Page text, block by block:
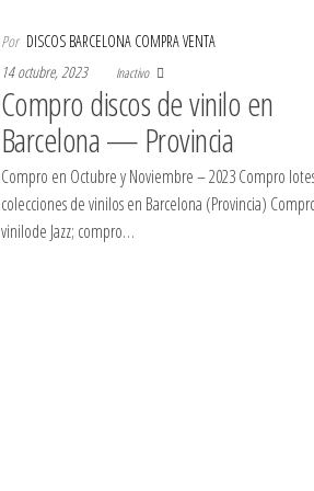
Por DISCOS BARCELONA COMPRA VENTA
14 octubre, 2023
Inactivo
Compro discos de vinilo en
Barcelona — Provincia
Compro en Octubre y Noviembre – 2023 Compro
colecciones de vinilos en Barcelona (Provincia)
vinilode Jazz; compro…